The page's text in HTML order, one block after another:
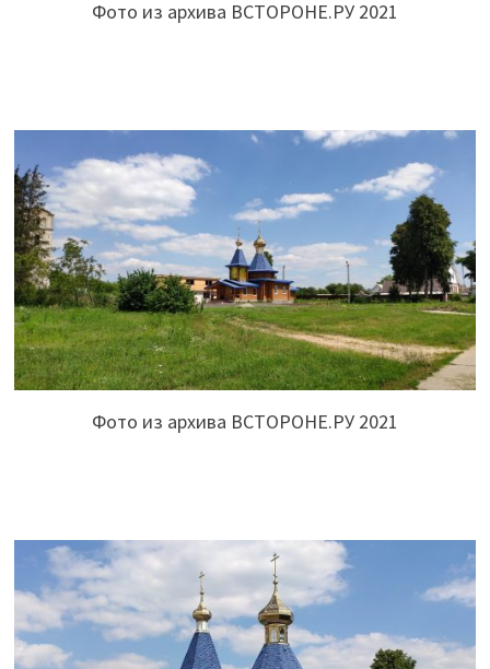
Фото из архива ВСТОРОНЕ.РУ 2021
Фото из архива ВСТОРОНЕ.РУ 2021